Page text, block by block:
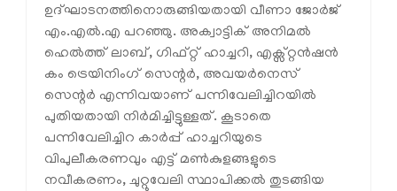
ഉദ്ഘാടനത്തിനൊരുങ്ങിയതായി വീണാ ജോര്‍ജ്
എം.എല്‍.എ പറഞ്ഞു. അക്വാട്ടിക് അനിമല്‍
ഹെല്‍ത്ത് ലാബ്, ഗിഫ്റ്റ് ഹാച്ചറി, എക്സ്റ്റന്‍ഷന്‍
കം ട്രെയിനിംഗ് സെന്റര്‍, അവയര്‍നെസ്
സെന്റര്‍ എന്നിവയാണ് പന്നിവേലിച്ചിറയില്‍
പുതിയതായി നിര്‍മിച്ചിട്ടുള്ളത്. കൂടാതെ
പന്നിവേലിച്ചിറ കാര്‍പ്പ് ഹാച്ചറിയുടെ
വിപുലീകരണവും എട്ട് മണ്‍കുളങ്ങളുടെ
നവീകരണം, ചുറ്റുവേലി സ്ഥാപിക്കല്‍ തുടങ്ങിയ